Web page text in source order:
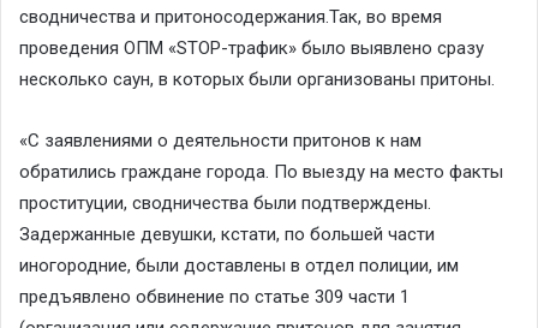
сводничества и притоносодержания.Так, во время
проведения ОПМ «STOP-трафик» было выявлено сразу
несколько саун, в которых были организованы притоны.
«С заявлениями о деятельности притонов к нам
обратились граждане города. По выезду на место факты
проституции, сводничества были подтверждены.
Задержанные девушки, кстати, по большей части
иногородние, были доставлены в отдел полиции, им
предъявлено обвинение по статье 309 части 1